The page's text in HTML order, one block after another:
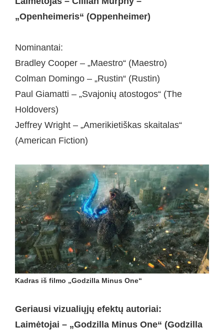
„Openheimeris“ (Oppenheimer)
Nominantai:
Bradley Cooper – „Maestro“ (Maestro)
Colman Domingo – „Rustin“ (Rustin)
Paul Giamatti – „Svajonių atostogos“ (The
Holdovers)
Jeffrey Wright – „Amerikietiškas skaitalas“
(American Fiction)
Kadras iš filmo „Godzilla Minus One“
Geriausi vizualiųjų efektų autoriai:
Laimėtojai – „Godzilla Minus One“ (Godzilla